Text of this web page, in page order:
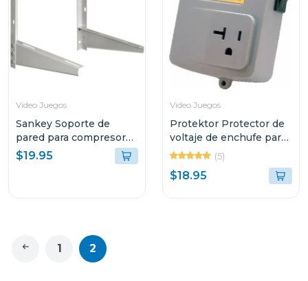
Video Juegos
Sankey Soporte de
pared para compresores
de aire acondiconado
v5000
$19.95
Video Juegos
Protektor Protector de
voltaje de enchufe para
refrigeracion domestica
110 vac plus
(5)
$18.95
1 2